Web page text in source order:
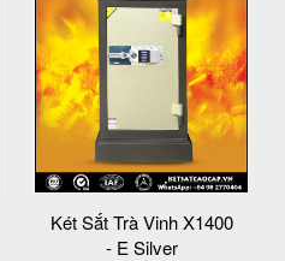
Két Sắt Trà Vinh X1400
- E Silver